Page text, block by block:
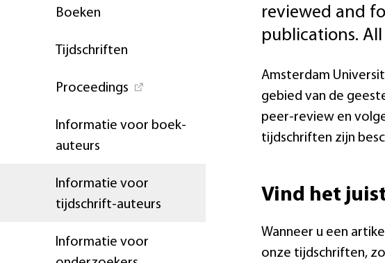
Boeken
Tijdschriften
Proceedings
Informatie voor boek-
auteurs
Informatie voor
tijdschrift-auteurs
Informatie voor
reviewed and
publications.
Amsterdam
gebied van de
peer-review en
tijdschriften zijn
Vind het
Wanneer u een
onze tijdschriften,